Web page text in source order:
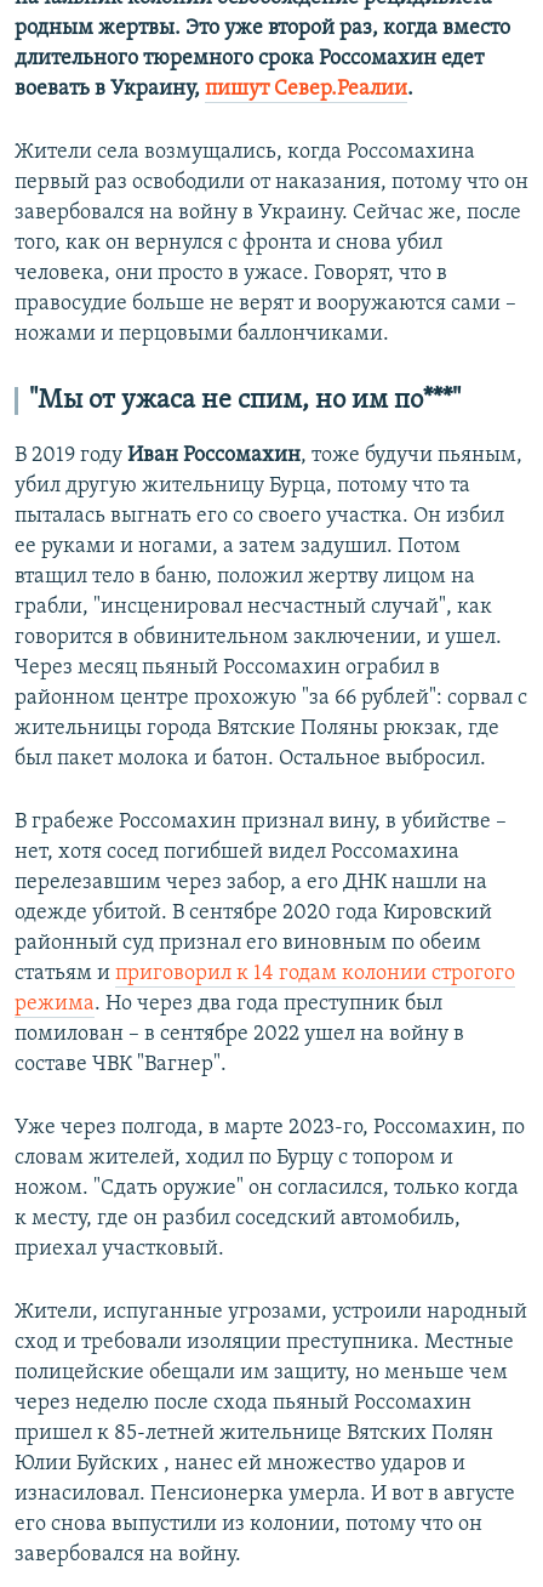
родным жертвы. Это уже второй раз, когда вместо
длительного тюремного срока Россомахин едет
воевать в Украину, пишут Север.Реалии.
Жители села возмущались, когда Россомахина
первый раз освободили от наказания, потому что он
завербовался на войну в Украину. Сейчас же, после
того, как он вернулся с фронта и снова убил
человека, они просто в ужасе. Говорят, что в
правосудие больше не верят и вооружаются сами –
ножами и перцовыми баллончиками.
"Мы от ужаса не спим, но им по***"
В 2019 году Иван Россомахин, тоже будучи пьяным,
убил другую жительницу Бурца, потому что та
пыталась выгнать его со своего участка. Он избил
ее руками и ногами, а затем задушил. Потом
втащил тело в баню, положил жертву лицом на
грабли, "инсценировал несчастный случай", как
говорится в обвинительном заключении, и ушел.
Через месяц пьяный Россомахин ограбил в
районном центре прохожую "за 66 рублей": сорвал с
жительницы города Вятские Поляны рюкзак, где
был пакет молока и батон. Остальное выбросил.
В грабеже Россомахин признал вину, в убийстве –
нет, хотя сосед погибшей видел Россомахина
перелезавшим через забор, а его ДНК нашли на
одежде убитой. В сентябре 2020 года Кировский
районный суд признал его виновным по обеим
статьям и приговорил к 14 годам колонии строгого
режима. Но через два года преступник был
помилован – в сентябре 2022 ушел на войну в
составе ЧВК "Вагнер".
Уже через полгода, в марте 2023-го, Россомахин, по
словам жителей, ходил по Бурцу с топором и
ножом. "Сдать оружие" он согласился, только когда
к месту, где он разбил соседский автомобиль,
приехал участковый.
Жители, испуганные угрозами, устроили народный
сход и требовали изоляции преступника. Местные
полицейские обещали им защиту, но меньше чем
через неделю после схода пьяный Россомахин
пришел к 85-летней жительнице Вятских Полян
Юлии Буйских , нанес ей множество ударов и
изнасиловал. Пенсионерка умерла. И вот в августе
его снова выпустили из колонии, потому что он
завербовался на войну.